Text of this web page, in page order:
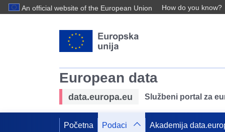
An official website of the European Union How do you know?
European data
data.europa.eu Službeni portal za
Početna Podaci Akademija